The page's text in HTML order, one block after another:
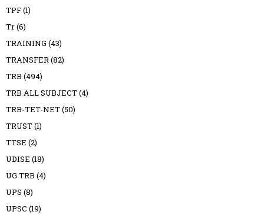
TPF(1)
Tr(6)
TRAINING (43)
TRANSFER(82)
TRB (494)
TRB ALL SUBJECT(4)
TRB-TET-NET(50)
TRUST(1)
TTSE (2)
UDISE (18)
UG TRB (4)
UPS (8)
UPSC (19)